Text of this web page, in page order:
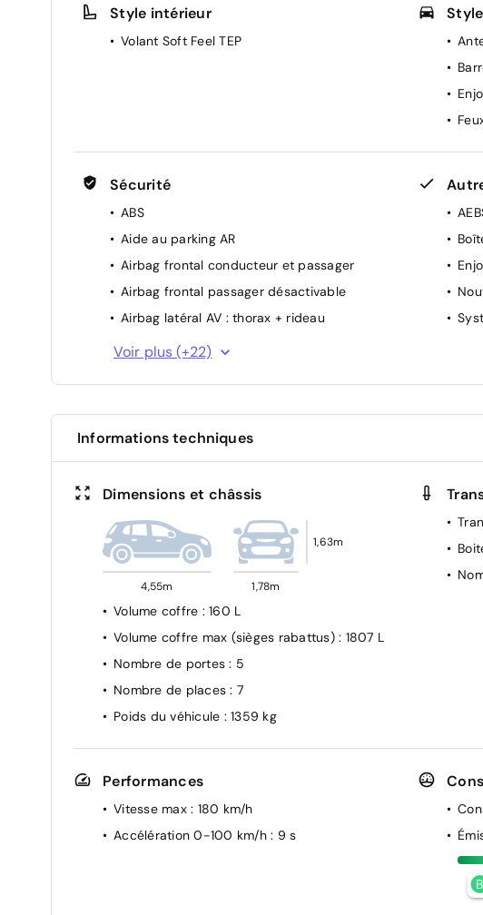
Lève-vitre conducteur électrique impulsionnel
Lève-vitres AR électriques
Style intérieur
Volant Soft Feel TEP
Sécurité
ABS
Aide au parking AR
Airbag frontal conducteur et passager
Airbag frontal passager désactivable
Airbag latéral AV : thorax + rideau
Alerte franchissement de ligne et assistant
maintien dans la voie
Appel SOS (E-call)
Assistance au freinage d'urgence + allumage
des warnings
Condamnation centralisée des portes
Condamnation des ouvrants en roulant
Feux anti brouillard
Feux de jour à LED
Filtre à particules
Frein de parking électrique
Kit de gonflage
Mode éco
Prédisposition Ethylotest
Rappel de bouclage de ceintures
Reconnaissance des panneaux de signalisation
Voir plus (+22)
Informations techniques
Dimensions et châssis
4,55m 1,78m
1,63m
Volume coffre : 160 L
Volume coffre max (sièges rabattus) : 1807 L
Nombre de portes: 5
Nombre de places: 7
Poids du véhicule : 1359 kg
Performances
Vitesse max : 180 km/h
Accélération 0-100 km/h : 9 s
B